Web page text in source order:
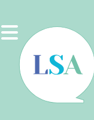
de
inhoud